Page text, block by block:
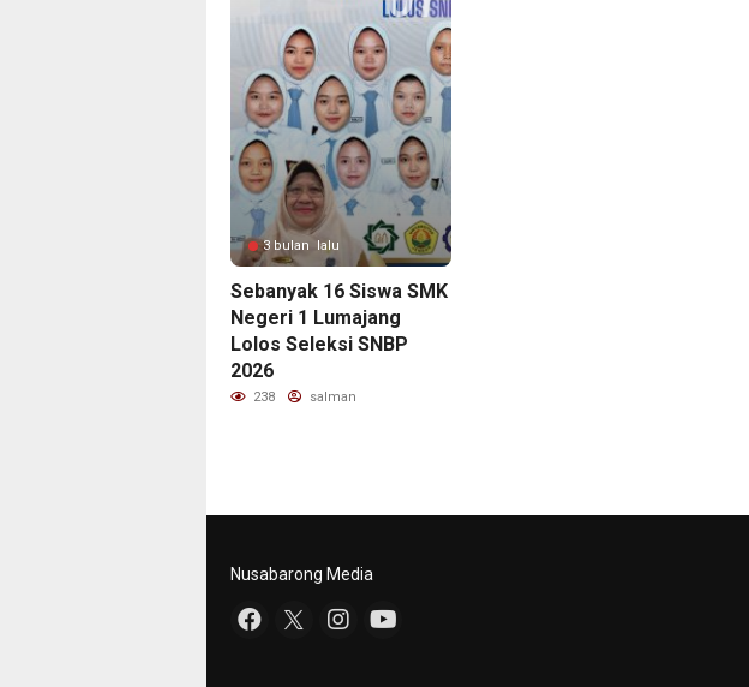
3 bulan lalu
Sebanyak 16 Siswa SMK
Negeri 1 Lumajang
Lolos Seleksi SNBP
2026
238 salman
Nusabarong Media